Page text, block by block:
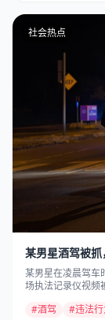
社会热点
某男星酒驾被
某男星在凌晨驾车
场执法记录仪视频
#酒驾
#违法行